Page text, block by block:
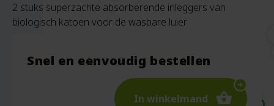
2 stuks superzachte absorberende inleggers van
biologisch katoen voor de wasbare luier
Snel en eenvoudig bestellen
In winkelmand